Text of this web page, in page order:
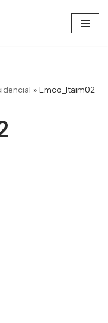
» Emco_Itaim02